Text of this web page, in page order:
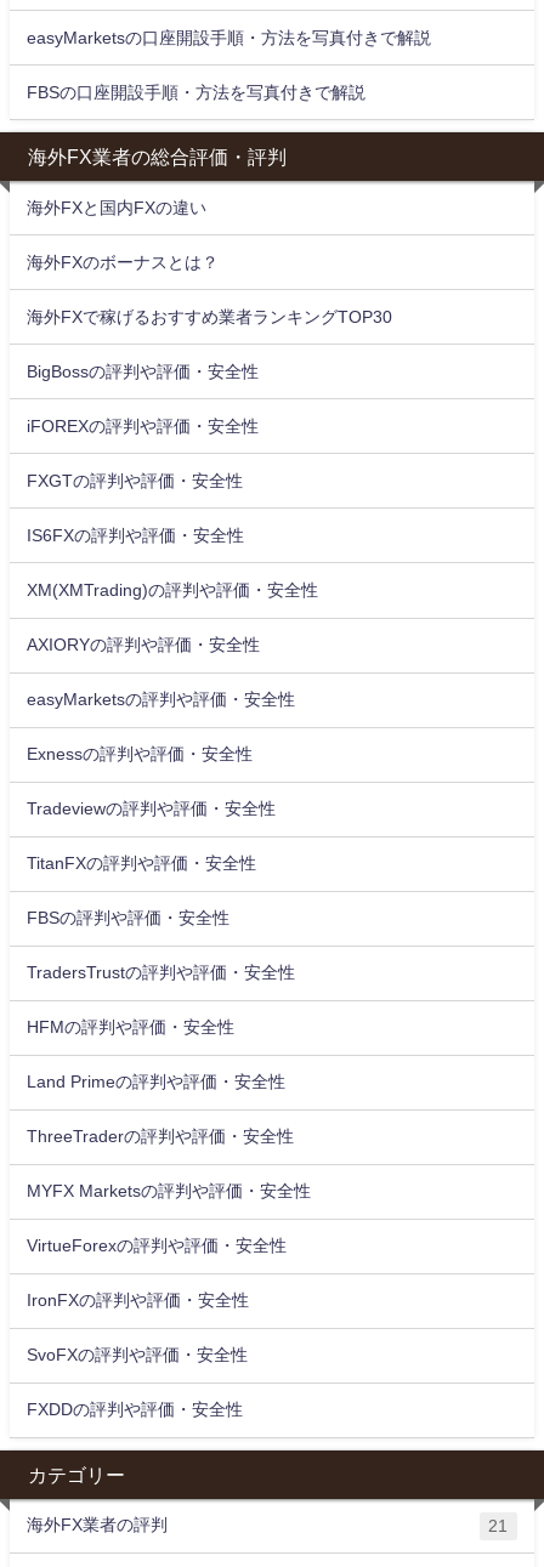
easyMarketsの口座開設手順・方法を写真付きで解説
FBSの口座開設手順・方法を写真付きで解説
海外FX業者の総合評価・評判
海外FXと国内FXの違い
海外FXのボーナスとは？
海外FXで稼げるおすすめ業者ランキングTOP30
BigBossの評判や評価・安全性
iFOREXの評判や評価・安全性
FXGTの評判や評価・安全性
IS6FXの評判や評価・安全性
XM(XMTrading)の評判や評価・安全性
AXIORYの評判や評価・安全性
easyMarketsの評判や評価・安全性
Exnessの評判や評価・安全性
Tradeviewの評判や評価・安全性
TitanFXの評判や評価・安全性
FBSの評判や評価・安全性
TradersTrustの評判や評価・安全性
HFMの評判や評価・安全性
Land Primeの評判や評価・安全性
ThreeTraderの評判や評価・安全性
MYFX Marketsの評判や評価・安全性
VirtueForexの評判や評価・安全性
IronFXの評判や評価・安全性
SvoFXの評判や評価・安全性
FXDDの評判や評価・安全性
カテゴリー
海外FX業者の評判 21